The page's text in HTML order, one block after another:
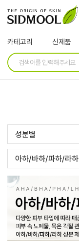
카테고리 신제품
성분별
아하/바하/파하/라하